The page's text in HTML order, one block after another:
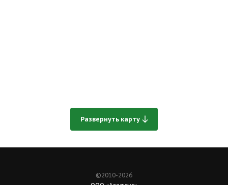
Развернуть карту
©2010-2026